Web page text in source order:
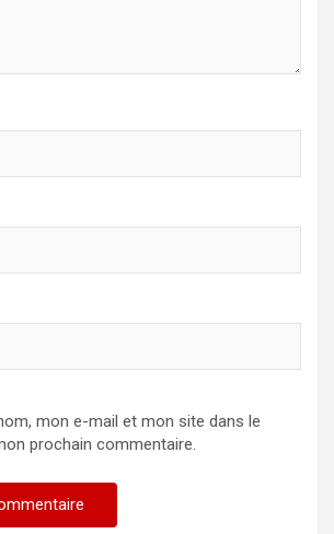
mon e-mail et mon site dans le
prochain commentaire.